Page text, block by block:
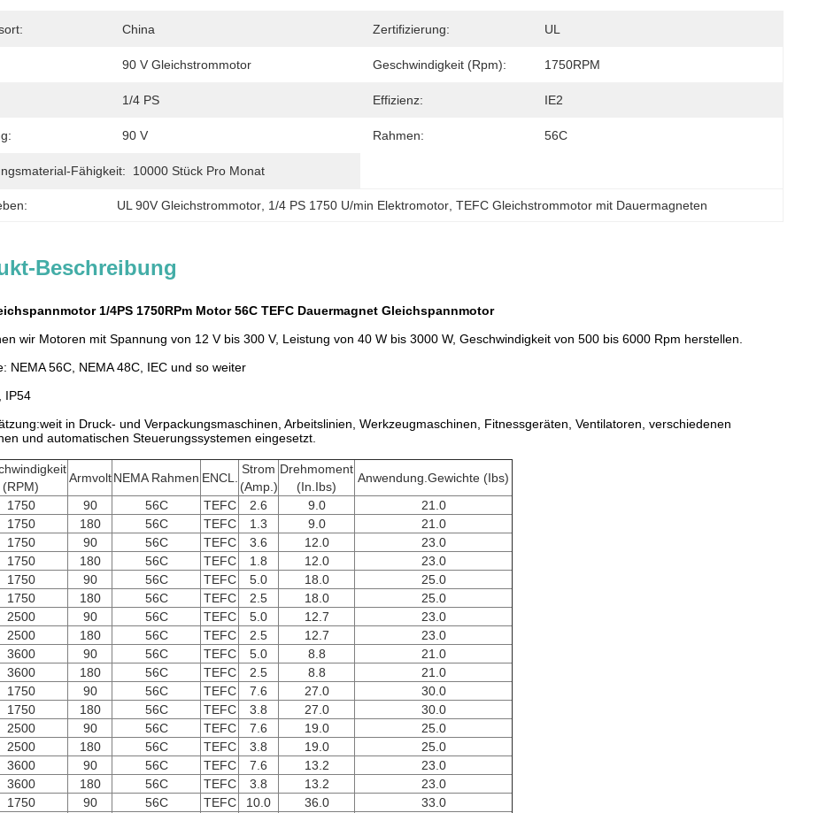
China Zertifizierung: UL
90 V Gleichstrommotor Geschwindigkeit (rpm): 1750RPM
1/4 PS Effizienz: IE2
90 V Rahmen: 56C
Fähigkeit: 10000 Stück Pro Monat
UL 90V Gleichstrommotor 1/4 PS 1750 U/min Elektromotor , TEFC Gleichstrommotor mit Dauermagneten
Beschreibung
1/4PS 1750RPm Motor 56C TEFC Dauermagnet Gleichspannmotor
wir Motoren mit Spannung von 12 V bis 300 V, Leistung von 40 W bis 3000 W, Geschwindigkeit von 500 bis 6000 Rpm herstellen.
NEMA 56C, NEMA 48C, IEC und so weiter
IP54
in Druck- und Verpackungsmaschinen, Arbeitslinien, Werkzeugmaschinen, Fitnessgeräten, Ventilatoren, verschiedenen
und automatischen Steuerungssystemen eingesetzt.
(RPM)
Armvolt NEMA Rahmen ENCL.
Strom
(Amp.)
Drehmoment
(In.Ibs)
Anwendung.Gewichte (Ibs)
1750 90 56C TEFC 2.6 9.0
21.0
1750 180 56C TEFC 1.3 9.0
21.0
1750 90 56C TEFC 3.6 12.0
23.0
1750 180 56C TEFC 1.8 12.0
23.0
1750 90 56C TEFC 5.0 18.0
25.0
1750 180 56C TEFC 2.5 18.0
25.0
2500 90 56C TEFC 5.0 12.7
23.0
2500 180 56C TEFC 2.5 12.7
23.0
3600 90 56C TEFC 5.0 8.8
21.0
3600 180 56C TEFC 2.5 8.8
21.0
1750 90 56C TEFC 7.6 27.0
30.0
1750 180 56C TEFC 3.8 27.0
30.0
2500 90 56C TEFC 7.6 19.0
25.0
2500 180 56C TEFC 3.8 19.0
25.0
3600 90 56C TEFC 7.6 13.2
23.0
3600 180 56C TEFC 3.8 13.2
23.0
1750 90 56C TEFC 10.0 36.0
33.0